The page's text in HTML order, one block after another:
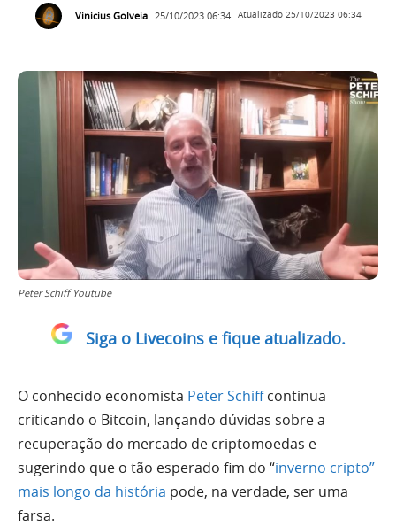
Vinicius Golveia 25/10/2023 06:34 Atualizado 25/10/2023 06:34
Peter Schiff Youtube
Siga o Livecoins e fique atualizado.
O conhecido economista Peter Schiffcontinua
criticando o Bitcoin, lançando dúvidas sobre a
recuperação do mercado de criptomoedas e
sugerindo que o tão esperado fim do “inverno cripto”
mais longo da história pode, na verdade, ser uma
farsa.